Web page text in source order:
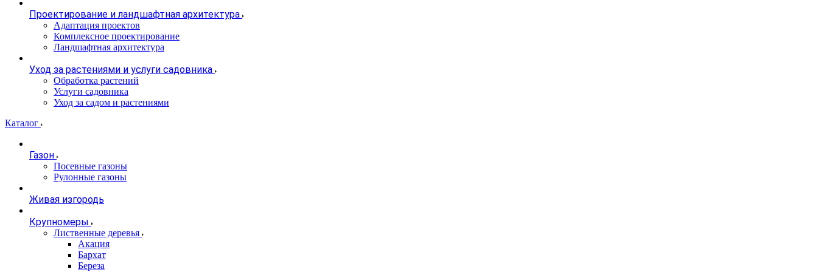
Проектирование и ландшафтная архитектура
Адаптация проектов
Комплексное проектирование
Ландшафтная архитектура
Уход за растениями и услуги садовника
Обработка растений
Услуги садовника
Уход за садом и растениями
Каталог
Газон
Посевные газоны
Рулонные газоны
Живая изгородь
Крупномеры
Лиственные деревья
Акация
Бархат
Береза